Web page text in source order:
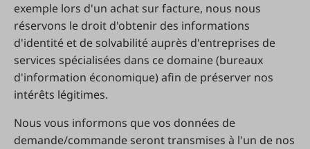
exemple lors d'un achat sur facture, nous nous
réservons le droit d'obtenir des informations
d'identité et de solvabilité auprès d'entreprises de
services spécialisées dans ce domaine (bureaux
d'information économique) afin de préserver nos
intérêts légitimes.
Nous vous informons que vos données de
demande/commande seront transmises à l'un de nos